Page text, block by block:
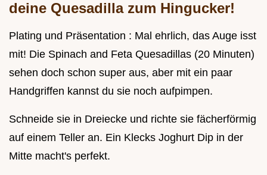
deine Quesadilla zum Hingucker!
Plating und Präsentation : Mal ehrlich, das Auge isst
mit! Die Spinach and Feta Quesadillas (20 Minuten)
sehen doch schon super aus, aber mit ein paar
Handgriffen kannst du sie noch aufpimpen.
Schneide sie in Dreiecke und richte sie fächerförmig
auf einem Teller an. Ein Klecks Joghurt Dip in der
Mitte macht's perfekt.